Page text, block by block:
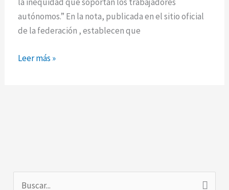
autónomos.” En la nota, publicada en el sitio oficial
de la federación , establecen que
solucione
a
inequidad
Leer más »